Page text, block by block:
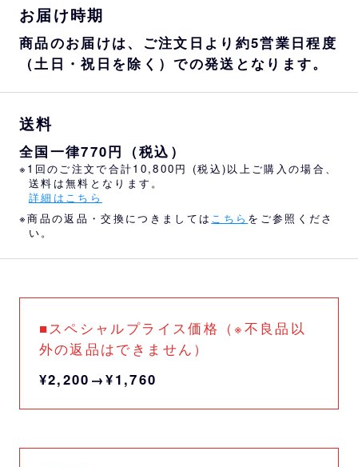
お届け時期
商品のお届けは、ご注文日より約5営業日程度
（土日・祝日を除く）での発送となります。
送料
全国一律770円（税込）
※1回のご注文で合計10,800円 (税込)以上ご購入の場合、
送料は無料となります。
詳細はこちら
※商品の返品・交換につきましては こちら をご参照くださ
い。
■スペシャルプライス価格（※不良品以
外の返品はできません）
¥2,200→¥1,760